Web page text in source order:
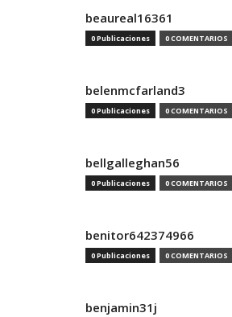
beaureal16361
0 Publicaciones 0 COMENTARIOS
belenmcfarland3
0 Publicaciones 0 COMENTARIOS
bellgalleghan56
0 Publicaciones 0 COMENTARIOS
benitor642374966
0 Publicaciones 0 COMENTARIOS
benjamin31j